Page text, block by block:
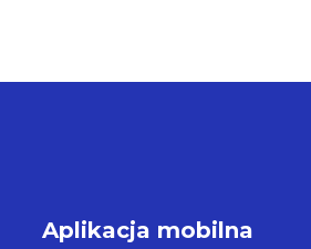
Aplikacja mobilna